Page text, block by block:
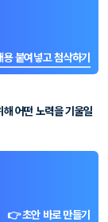
붙여넣고 첨삭하기
어떤 노력을 기울일
👉 초안 바로 만들기